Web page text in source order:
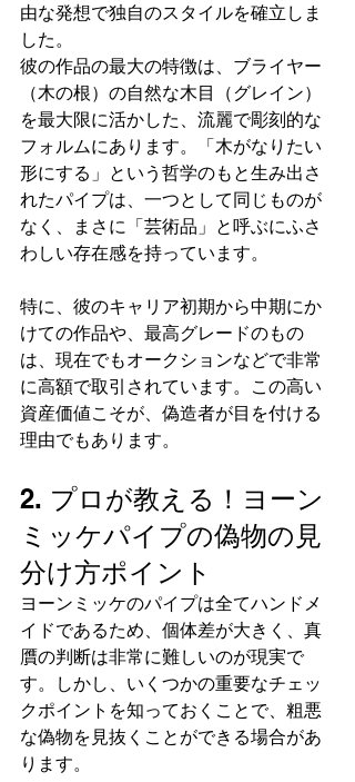
由な発想で独自のスタイルを確立しま
した。
彼の作品の最大の特徴は、ブライヤー
（木の根）の自然な木目（グレイン）
を最大限に活かした、流麗で彫刻的な
フォルムにあります。「木がなりたい
形にする」という哲学のもと生み出さ
れたパイプは、一つとして同じものが
なく、まさに「芸術品」と呼ぶにふさ
わしい存在感を持っています。
特に、彼のキャリア初期から中期にか
けての作品や、最高グレードのもの
は、現在でもオークションなどで非常
に高額で取引されています。この高い
資産価値こそが、偽造者が目を付ける
理由でもあります。
2. プロが教える！ヨーン
ミッケパイプの偽物の見
分け方ポイント
ヨーンミッケのパイプは全てハンドメ
イドであるため、個体差が大きく、真
贋の判断は非常に難しいのが現実で
す。しかし、いくつかの重要なチェッ
クポイントを知っておくことで、粗悪
な偽物を見抜くことができる場合があ
ります。